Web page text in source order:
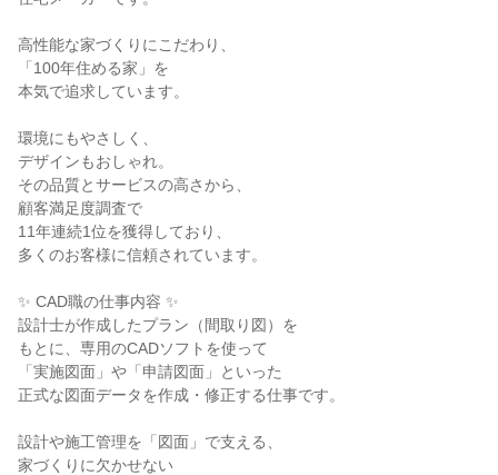
高性能な家づくりにこだわり、
「100年住める家」を
本気で追求しています。
環境にもやさしく、
デザインもおしゃれ。
その品質とサービスの高さから、
顧客満足度調査で
11年連続1位を獲得しており、
多くのお客様に信頼されています。
✨ CAD職の仕事内容 ✨
設計士が作成したプラン（間取り図）を
もとに、専用のCADソフトを使って
「実施図面」や「申請図面」といった
正式な図面データを作成・修正する仕事です。
設計や施工管理を「図面」で支える、
家づくりに欠かせない